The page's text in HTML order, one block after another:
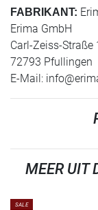
FABRIKANT:
Erima GmbH
Carl-Zeiss-Straße
72793 Pfullingen
E-Mail:
MEER UIT
SALE